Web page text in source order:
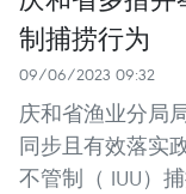
制捕捞行为
09/06/2023 09:32
庆和省渔业分局
同步且有效落实
不管制（ IUU）